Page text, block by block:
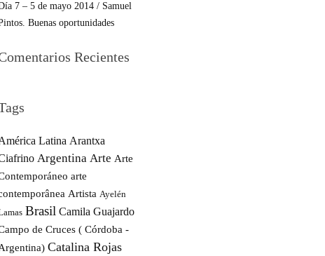
7 – 5 de mayo 2014 / Samuel
Buenas oportunidades
Recientes
Latina Arantxa
Argentina Arte Arte
arte
Artista Ayelén
Brasil Camila Guajardo
de Cruces ( Córdoba -
Catalina Rojas